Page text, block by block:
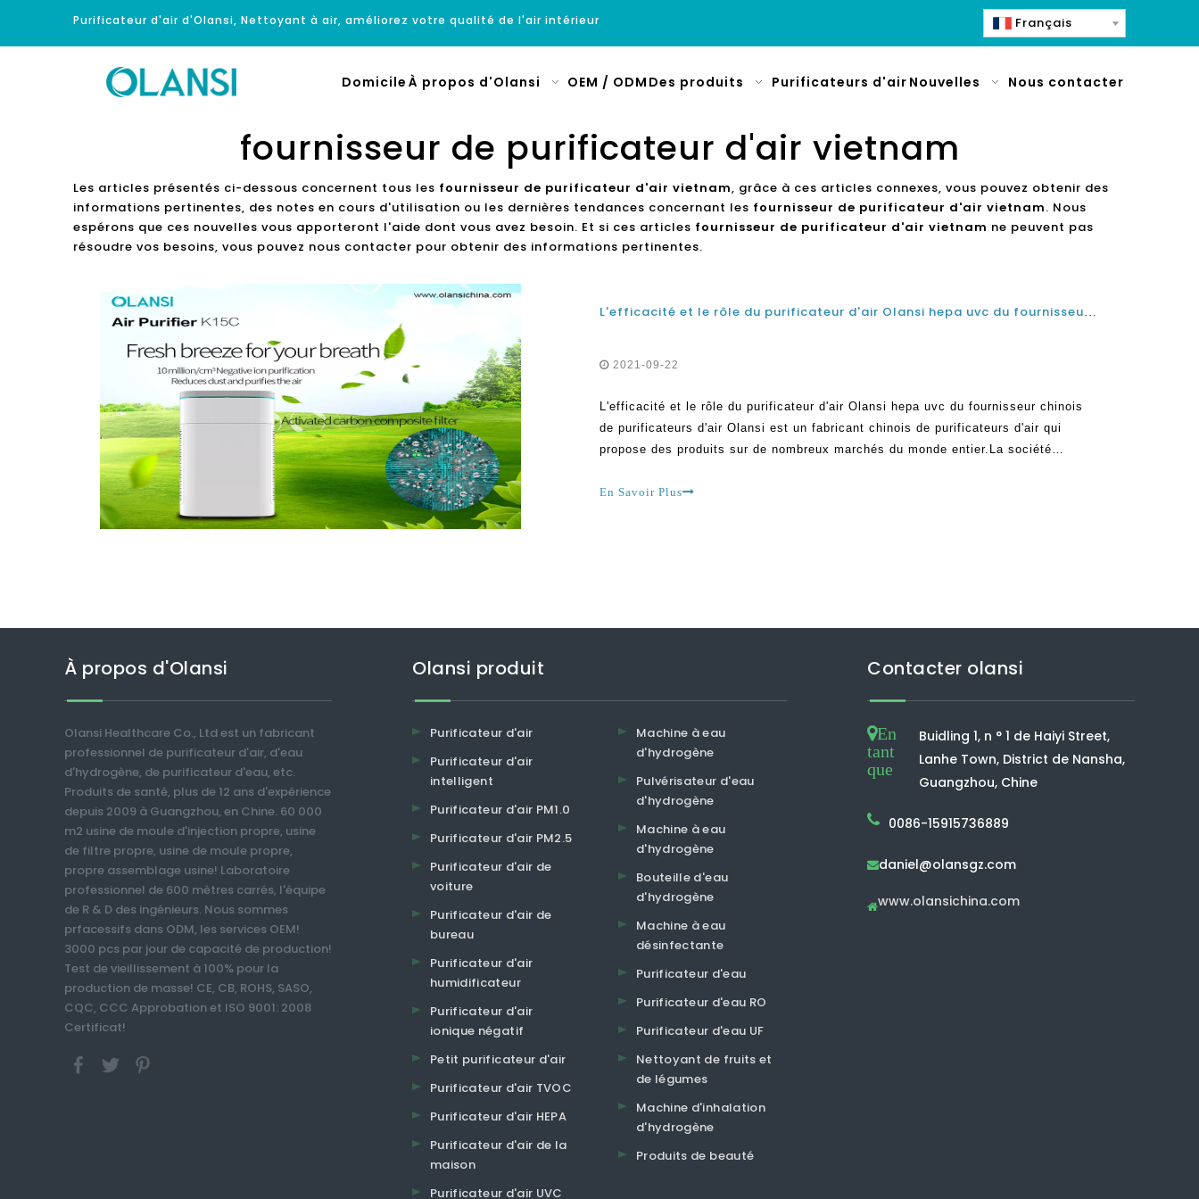
Purificateur d'air d'Olansi, Nettoyant à air, améliorez votre qualité de l'air intérieur Français
Domicile À propos d'Olansi OEM / ODM Des produits Purificateurs d'air Nouvelles Nous contacter
fournisseur de purificateur d'air vietnam
Les articles présentés ci-dessous concernent tous les fournisseur de purificateur d'air vietnam, grâce à ces articles connexes, vous pouvez obtenir des
informations pertinentes, des notes en cours d'utilisation ou les dernières tendances concernant les fournisseur de purificateur d'air vietnam. Nous
espérons que ces nouvelles vous apporteront l'aide dont vous avez besoin. Et si ces articles fournisseur de purificateur d'air vietnam ne peuvent pas
résoudre vos besoins, vous pouvez nous contacter pour obtenir des informations pertinentes.
L'efficacité et le rôle du purificateur d'air Olansi hepa uvc du fournisseur chinois de purificateur d'air
2021-09-22
L'efficacité et le rôle du purificateur d'air Olansi hepa uvc du fournisseur chinois
de purificateurs d'air Olansi est un fabricant chinois de purificateurs d'air qui
propose des produits sur de nombreux marchés du monde entier.La société
d'une décennie maintenant avec
En Savoir Plus
À propos d'Olansi
Olansi Healthcare Co., Ltd est un fabricant
professionnel de purificateur d'air, d'eau
d'hydrogène, de purificateur d'eau, etc.
Produits de santé, plus de 12 ans d'expérience
depuis 2009 à Guangzhou, en Chine. 60 000
m2 usine de moule d'injection propre, usine
de filtre propre, usine de moule propre,
propre assemblage usine! Laboratoire
professionnel de 600 mètres carrés, l'équipe
de R & D des ingénieurs. Nous sommes
prfacessifs dans ODM, les services OEM!
3000 pcs par jour de capacité de production!
Test de vieillissement à 100% pour la
production de masse! CE, CB, ROHS, SASO,
CQC, CCC Approbation et ISO 9001: 2008
Certificat!
Olansi produit
Purificateur d'air
Purificateur d'air
intelligent
Purificateur d'air PM1.0
Purificateur d'air PM2.5
Purificateur d'air de
voiture
Purificateur d'air de
bureau
Purificateur d'air
humidificateur
Purificateur d'air
ionique négatif
Petit purificateur d'air
Purificateur d'air TVOC
Purificateur d'air HEPA
Purificateur d'air de la
maison
Purificateur d'air UVC
Machine à eau
d'hydrogène
Pulvérisateur d'eau
d'hydrogène
Machine à eau
d'hydrogène
Bouteille d'eau
d'hydrogène
Machine à eau
désinfectante
Purificateur d'eau
Purificateur d'eau RO
Purificateur d'eau UF
Nettoyant de fruits et
de légumes
Machine d'inhalation
d'hydrogène
Produits de beauté
Contacter olansi
En
tant
que
Buidling 1, n ° 1 de Haiyi Street,
Lanhe Town, District de Nansha,
Guangzhou, Chine
0086-15915736889
daniel@olansgz.com
www.olansichina.com